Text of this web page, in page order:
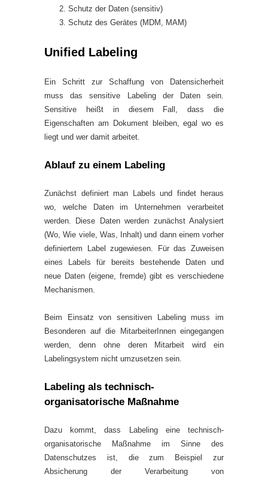
Schutz der Daten (sensitiv)
Schutz des Gerätes (MDM, MAM)
Unified Labeling
Ein Schritt zur Schaffung von Datensicherheit
muss das sensitive Labeling der Daten sein.
Sensitive heißt in diesem Fall, dass die
Eigenschaften am Dokument bleiben, egal wo es
liegt und wer damit arbeitet.
Ablauf zu einem Labeling
Zunächst definiert man Labels und findet heraus
wo, welche Daten im Unternehmen verarbeitet
werden. Diese Daten werden zunächst Analysiert
(Wo, Wie viele, Was, Inhalt) und dann einem vorher
definiertem Label zugewiesen. Für das Zuweisen
eines Labels für bereits bestehende Daten und
neue Daten (eigene, fremde) gibt es verschiedene
Mechanismen.
Beim Einsatz von sensitiven Labeling muss im
Besonderen auf die MitarbeiterInnen eingegangen
werden, denn ohne deren Mitarbeit wird ein
Labelingsystem nicht umzusetzen sein.
Labeling als technisch-
organisatorische Maßnahme
Dazu kommt, dass Labeling eine technisch-
organisatorische Maßnahme im Sinne des
Datenschutzes ist, die zum Beispiel zur
Absicherung der Verarbeitung von